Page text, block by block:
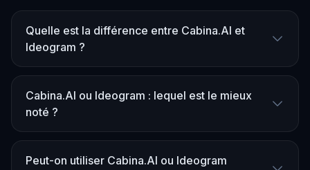
Quelle est la différence entre Cabina.AI et
Ideogram ?
Cabina.AI ou Ideogram : lequel est le mieux
noté ?
Peut-on utiliser Cabina.AI ou Ideogram